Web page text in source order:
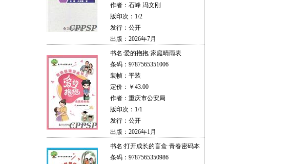
作者：石峰 冯文刚
版印次：1/2
发行：公开
出版：2026年7月
书名:爱的抱抱·家庭晴雨表
条码：9787565351006
装帧：平装
定价：￥43.00
作者：重庆市公安局
版印次：1/1
发行：公开
出版：2026年1月
书名:打开成长的盲盒·青春密码本
条码：9787565350986